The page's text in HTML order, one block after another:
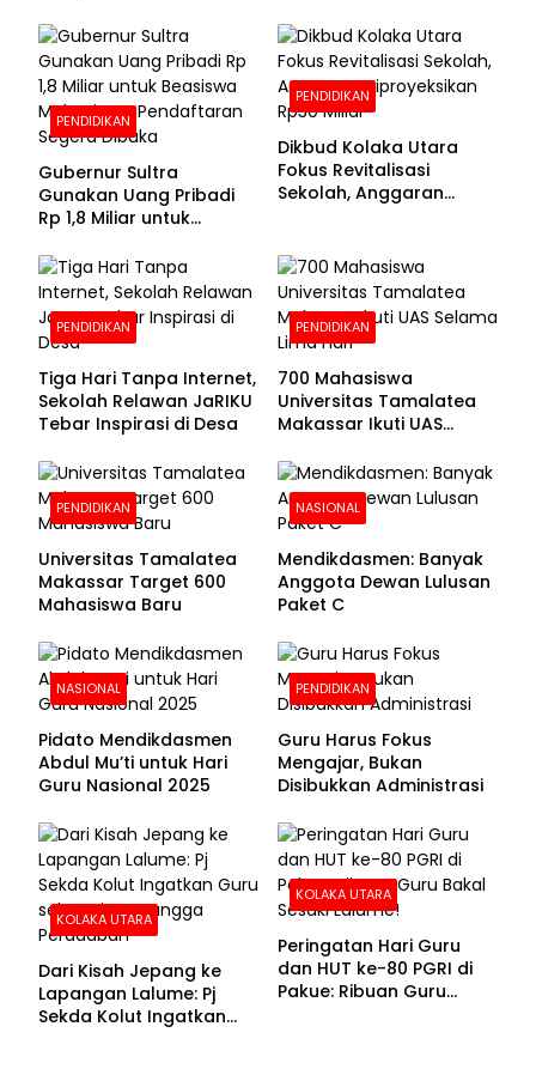
PENDIDIKAN
Gubernur Sultra
Gunakan Uang Pribadi
Rp 1,8 Miliar untuk
Pendaftaran Segera
Dibuka
PENDIDIKAN
Dikbud Kolaka Utara
Fokus Revitalisasi
Sekolah, Anggaran
PENDIDIKAN
Tiga Hari Tanpa Internet,
Sekolah Relawan JaRIKU
Tebar Inspirasi di Desa
PENDIDIKAN
700 Mahasiswa
Universitas Tamalatea
Makassar Ikuti UAS
PENDIDIKAN
Universitas Tamalatea
Makassar Target 600
Mahasiswa Baru
NASIONAL
Mendikdasmen: Banyak
Anggota Dewan Lulusan
Paket C
NASIONAL
Pidato Mendikdasmen
Abdul Mu’ti untuk Hari
Guru Nasional 2025
PENDIDIKAN
Guru Harus Fokus
Mengajar, Bukan
Disibukkan Administrasi
KOLAKA UTARA
Dari Kisah Jepang ke
Lapangan Lalume: Pj
Sekda Kolut Ingatkan
KOLAKA UTARA
Peringatan Hari Guru
dan HUT ke-80 PGRI di
Pakue: Ribuan Guru